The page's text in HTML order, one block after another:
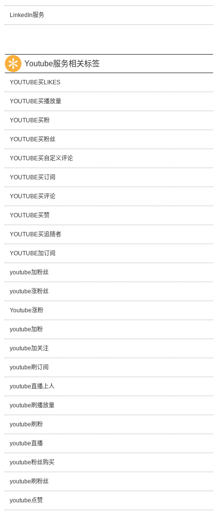
LinkedIn服务
Youtube服务相关标签
YOUTUBE买LIKES
YOUTUBE买播放量
YOUTUBE买粉
YOUTUBE买粉丝
YOUTUBE买自定义评论
YOUTUBE买订阅
YOUTUBE买评论
YOUTUBE买赞
YOUTUBE买追随者
YOUTUBE加订阅
youtube加粉丝
youtube涨粉丝
Youtube涨粉
youtube加粉
youtube加关注
youtube刷订阅
youtube直播上人
youtube刷播放量
youtube刷粉
youtube直播
youtube粉丝购买
youtube刷粉丝
youtube点赞